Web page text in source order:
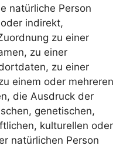
natürliche Person
indirekt,
zu einer
zu einer
zu einer
einem oder mehreren
die Ausdruck der
genetischen,
kulturellen oder
natürlichen Person